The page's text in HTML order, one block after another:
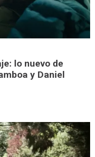
lo nuevo de
y Daniel